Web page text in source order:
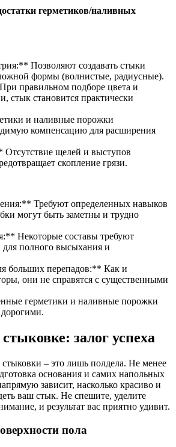
герметиков/наливных
Позволяют создавать стыки
формы (волнистые, радиусные).
правильном подборе цвета и
стык становится практически
и наливные порожки
компенсацию для расширения
щелей и выступов
скопление грязи.
Требуют определенных навыков
могут быть заметны и трудно
Некоторые составы требуют
для полного высыхания и
больших перепадов:** Как и
они не справятся с существенными
герметики и наливные порожки
залог успеха
– это лишь полдела. Не менее
основания и самих напольных
зависит, насколько красиво и
ваш стык. Не спешите, уделите
и результат вас приятно удивит.
пола